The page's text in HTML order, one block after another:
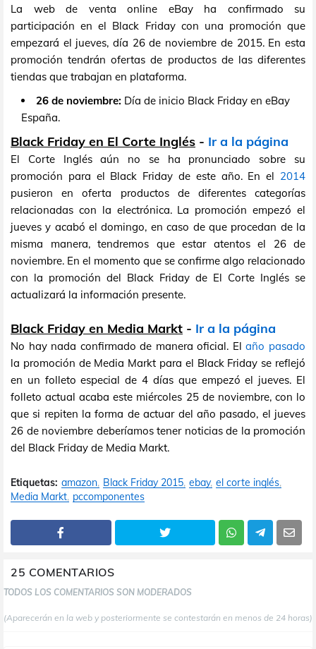
La web de venta online eBay ha confirmado su
participación en el Black Friday con una promoción que
empezará el jueves, día 26 de noviembre de 2015. En esta
promoción tendrán ofertas de productos de las diferentes
tiendas que trabajan en plataforma.
26 de noviembre: Día de inicio Black Friday en eBay
España.
Black Friday en El Corte Inglés - Ir a la página
El Corte Inglés aún no se ha pronunciado sobre su
promoción para el Black Friday de este año. En el 2014
pusieron en oferta productos de diferentes categorías
relacionadas con la electrónica. La promoción empezó el
jueves y acabó el domingo, en caso de que procedan de la
misma manera, tendremos que estar atentos el 26 de
noviembre. En el momento que se confirme algo relacionado
con la promoción del Black Friday de El Corte Inglés se
actualizará la información presente.
Black Friday en Media Markt - Ir a la página
No hay nada confirmado de manera oficial. Elaño pasado
la promoción de Media Markt para el Black Friday se reflejó
en un folleto especial de 4 días que empezó el jueves. El
folleto actual acaba este miércoles 25 de noviembre, con lo
que si repiten la forma de actuar del año pasado, el jueves
26 de noviembre deberíamos tener noticias de la promoción
del Black Friday de Media Markt.
Etiquetas: amazon Black Friday 2015 ebay el corte inglés
Media Markt pccomponentes
25 COMENTARIOS
TODOS LOS COMENTARIOS SON MODERADOS
(Aparecerán en la web y posteriormente se contestarán en menos de 24 horas)